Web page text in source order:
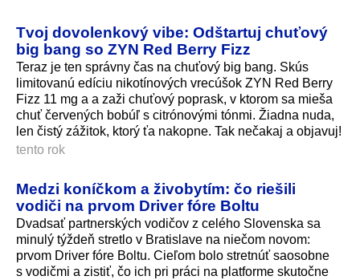
Tvoj dovolenkový vibe: Odštartuj chuťový
big bang so ZYN Red Berry Fizz
Teraz je ten správny čas na chuťový big bang. Skús
limitovanú edíciu nikotínových vrecúšok ZYN Red Berry
Fizz 11 mg a a zaži chuťový poprask, v ktorom sa mieša
chuť červených bobúľ s citrónovými tónmi. Žiadna nuda,
len čistý zážitok, ktorý ťa nakopne. Tak nečakaj a objavuj!
tento rok
Medzi koníčkom a živobytím: čo riešili
vodiči na prvom Driver fóre Boltu
Dvadsať partnerských vodičov z celého Slovenska sa
minulý týždeň stretlo v Bratislave na niečom novom:
prvom Driver fóre Boltu. Cieľom bolo stretnúť saosobne
s vodičmi a zistiť, čo ich pri práci na platforme skutočne